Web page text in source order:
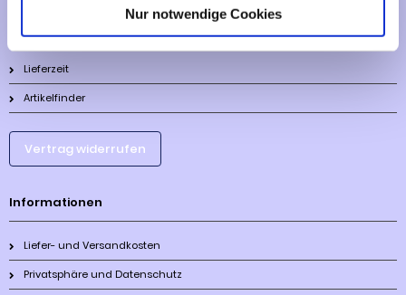
Nur notwendige Cookies
Lieferzeit
Artikelfinder
Vertrag widerrufen
Informationen
Liefer- und Versandkosten
Privatsphäre und Datenschutz